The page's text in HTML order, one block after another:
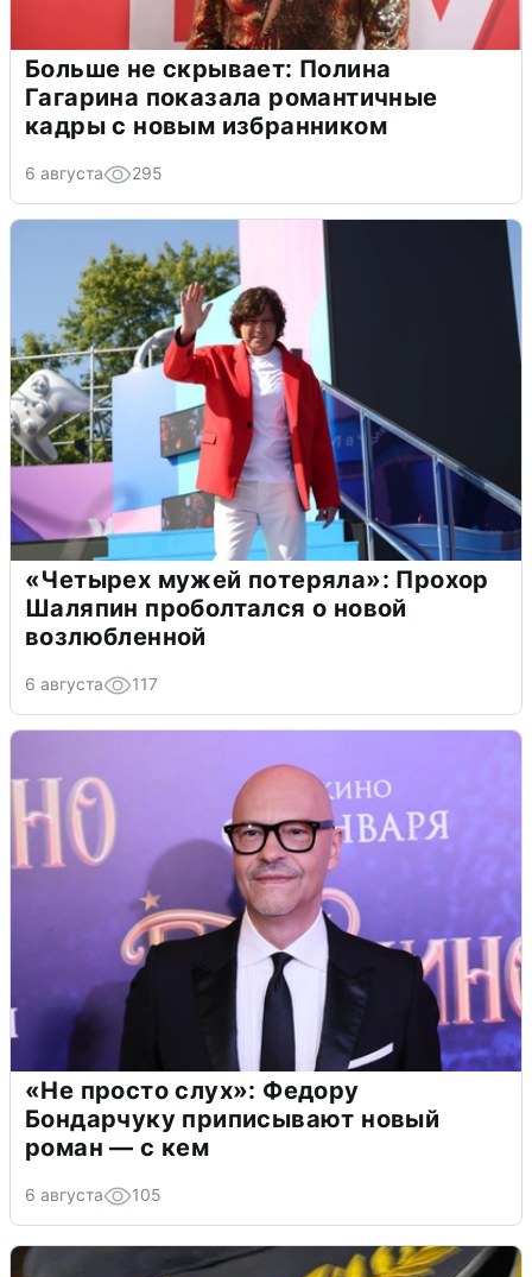
Больше не скрывает: Полина
Гагарина показала романтичные
кадры с новым избранником
6 августа 295
«Четырех мужей потеряла»: Прохор
Шаляпин проболтался о новой
возлюбленной
6 августа 117
«Не просто слух»: Федору
Бондарчуку приписывают новый
роман — с кем
6 августа 105